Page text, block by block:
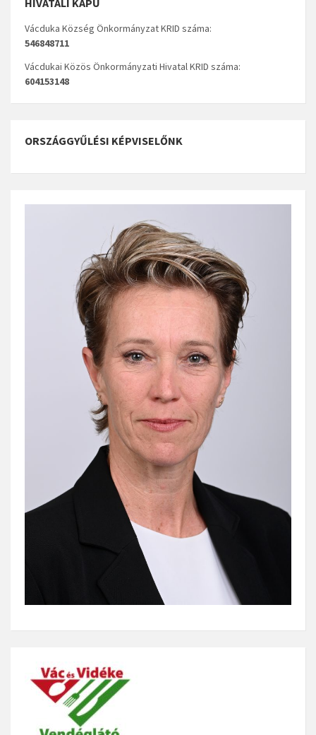
Vácduka Község Önkormányzat KRID száma:
546848711
Vácdukai Közös Önkormányzati Hivatal KRID száma:
604153148
ORSZÁGGYŰLÉSI KÉPVISELŐNK